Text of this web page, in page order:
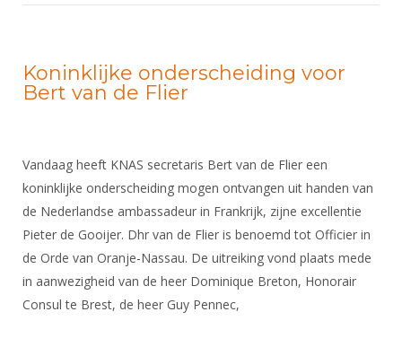
Koninklijke onderscheiding voor
Bert van de Flier
Vandaag heeft KNAS secretaris Bert van de Flier een
koninklijke onderscheiding mogen ontvangen uit handen van
de Nederlandse ambassadeur in Frankrijk, zijne excellentie
Pieter de Gooijer. Dhr van de Flier is benoemd tot Officier in
de Orde van Oranje-Nassau. De uitreiking vond plaats mede
in aanwezigheid van de heer Dominique Breton, Honorair
Consul te Brest, de heer Guy Pennec,